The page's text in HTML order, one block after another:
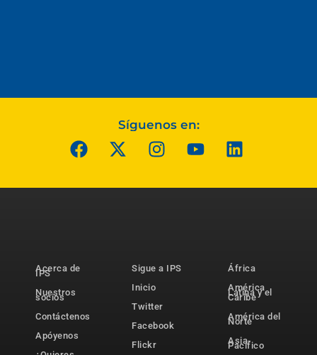
Síguenos en:
Acerca de
IPS
Nuestros
socios
Contáctenos
Apóyenos
Sigue a IPS
Inicio
Twitter
Facebook
Flickr
África
América
Latina y el
Caribe
América del
Norte
Asia-
Pacífico